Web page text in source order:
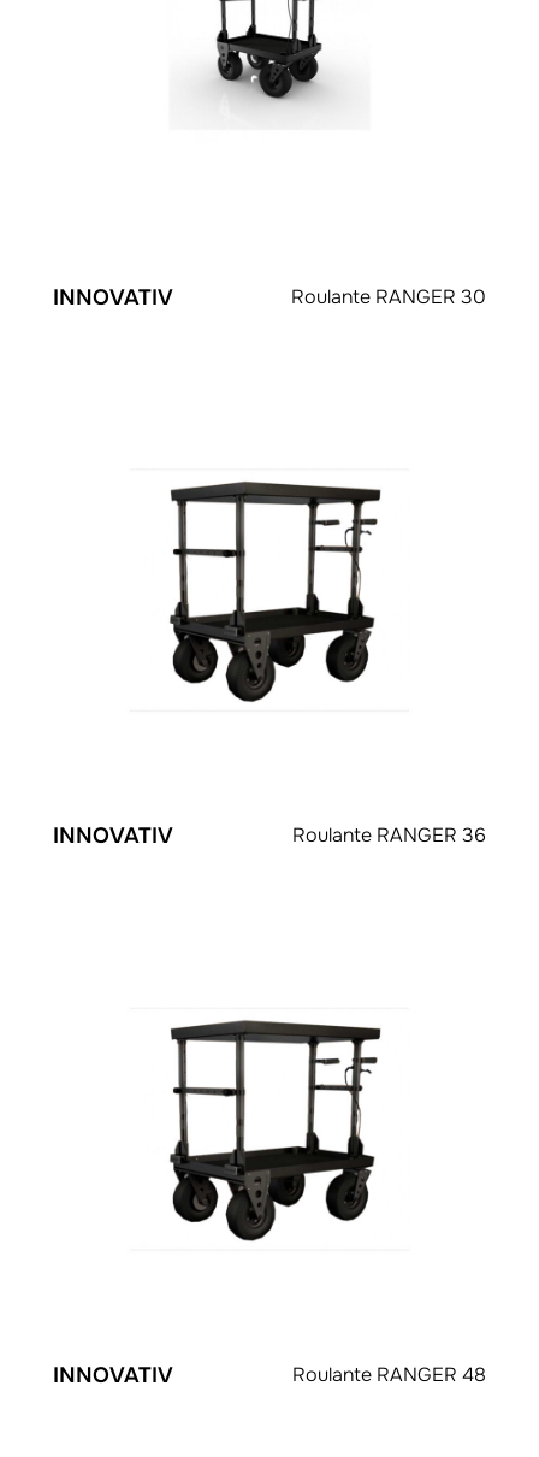
INNOVATIV Roulante RANGER 30
INNOVATIV Roulante RANGER 36
INNOVATIV Roulante RANGER 48